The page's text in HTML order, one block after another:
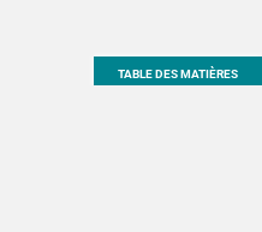
TABLE DES MATIÈRES